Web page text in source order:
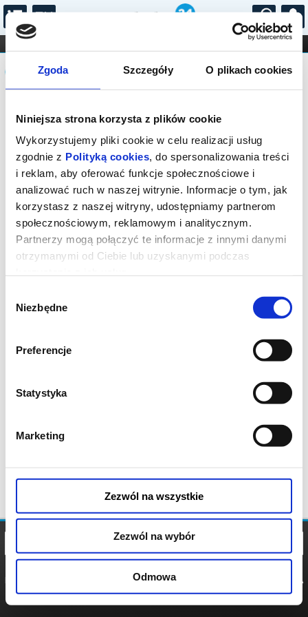
Zgoda Szczegóły O plikach cookies
Niniejsza strona korzysta z plików cookie
Wykorzystujemy pliki cookie w celu realizacji usług
zgodnie z Polityką cookies, do spersonalizowania treści
i reklam, aby oferować funkcje społecznościowe i
analizować ruch w naszej witrynie. Informacje o tym, jak
korzystasz z naszej witryny, udostępniamy partnerom
społecznościowym, reklamowym i analitycznym.
Partnerzy mogą połączyć te informacje z innymi danymi
otrzymanymi od Ciebie lub uzyskanymi podczas
zgody
Niezbędne
Preferencje
Statystyka
Marketing
Zezwól na wszystkie
Zezwól na wybór
Odmowa
...
FILHARMONIA OPERA I BALET
STAND-UP
DLA DZIECI
Komunikat
Sprzedaż biletów on-line na wydarzenie
została zakończona.
POLITYKA
POLITYKA